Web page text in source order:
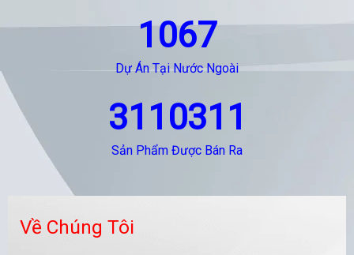
1067
Dự Án Tại Nước Ngoài
3110311
Sản Phẩm Được Bán Ra
Về Chúng Tôi